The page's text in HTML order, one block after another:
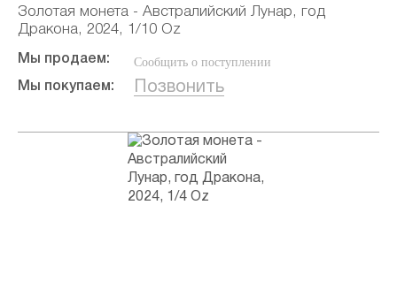
Золотая монета - Австралийский Лунар, год
Дракона, 2024, 1/10 Oz
Мы продаем: Сообщить о поступлении
Мы покупаем: Позвонить